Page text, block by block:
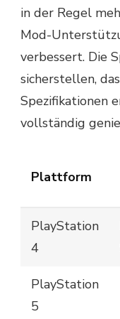
in der Regel
Mod-
verbessert. Die
sicherstellen,
Spezifikationen
vollständig
Plattform
PlayStation
4
PlayStation
5